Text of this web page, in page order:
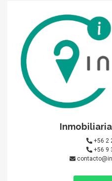
+56 2
+56 9